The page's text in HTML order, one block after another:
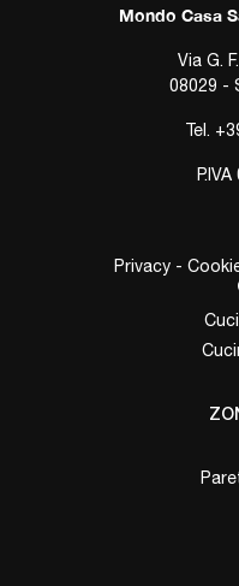
Mondo Casa
Via G.
08029 -
Tel.
Privacy -